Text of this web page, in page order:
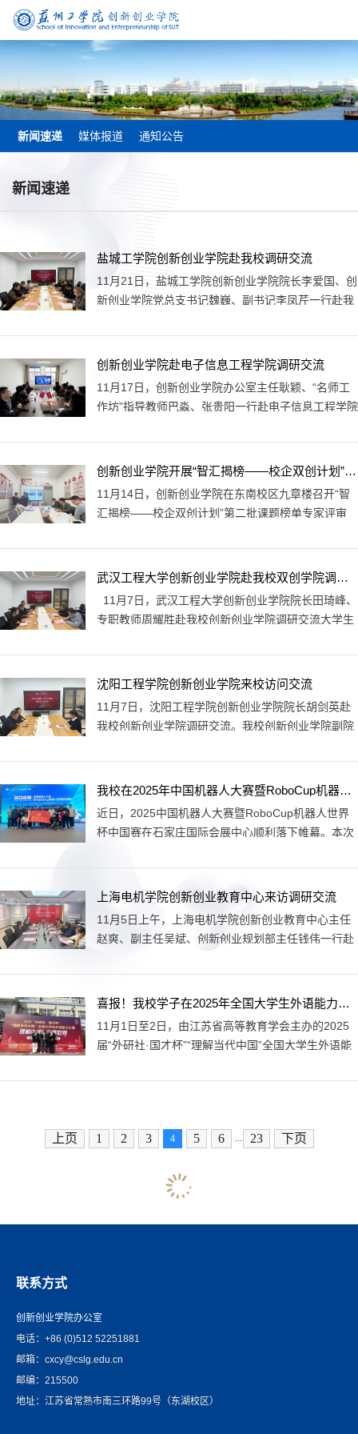
新闻速递 媒体报道 通知公告
新闻速递
盐城工学院创新创业学院赴我校调研交流
11月21日，盐城工学院创新创业学院院长李爱国、创
新创业学院党总支书记魏巍、副书记李凤芹一行赴我
我校创新创业学院副院长周步昆、办公室主任耿颖、
“名师工作坊”指导教师巴淼出席会议。双方围绕创新
赛项目培育、学生学科竞赛实施经验等进行了讨论交
流。
创新创业学院赴电子信息工程学院调研交流
11月17日，创新创业学院办公室主任耿颖、“名师工
作坊”指导教师巴淼、张贵阳一行赴电子信息工程学院
情况、学科竞赛等事宜展开讨论。电子信息工程学院
副院长王书昶及相关指导教师参与本次会议。会上，
烈欢迎，并就学院双创工作开展情况、特色成果以及
今年学院“金种子”项目的整体情况等进行了简要说
创新创业学院开展“智汇揭榜——校企双创计划”专家评审会
11月14日，创新创业学院在东南校区九章楼召开“智
汇揭榜——校企双创计划”第二批课题榜单专家评审
个项目团队进行评审。评审会采用项目汇报+专家提
问的形式进行，各团队主要围绕团队情况、可行性分
展、立项后拟开展的工作等进行汇报。专家组依据项
目技术的先进性、实施方案的可行性、团队研发能
武汉工程大学创新创业学院赴我校双创学院调研交流
11月7日，武汉工程大学创新创业学院院长田琦峰、
专职教师周耀胜赴我校创新创业学院调研交流大学生
昆、办公室主任耿颖、“名师工作坊”指导教师袁雪松
出席会议。双方围绕创新创业教育工作体制机制建
目培育、大学生创新创业训练计划的实施经验等进行
了讨论交流。
沈阳工程学院创新创业学院来校访问交流
11月7日，沈阳工程学院创新创业学院院长胡剑英赴
我校创新创业学院调研交流。我校创新创业学院副院
创业教育生态体系构建、中国国际大学生创新大赛项
目孵化、培育和打磨等进行了深入的交流讨论。
我校在2025年中国机器人大赛暨RoboCup机器人世界杯中国赛中斩获佳绩
近日，2025中国机器人大赛暨RoboCup机器人世界
杯中国赛在石家庄国际会展中心顺利落下帷幕。本次
1700支队伍，超过5000名选手。我校学子在比赛中
表现突出斩获国赛一等奖7项、二等奖6项、三等奖3
器人和送药巡诊机器人赛项中荣获全国冠军。中国机
器人大赛暨RoboCup机器人世界杯中国赛是由中国自
上海电机学院创新创业教育中心来访调研交流
11月5日上午，上海电机学院创新创业教育中心主任
赵爽、副主任吴斌、创新创业规划部主任钱伟一行赴
长周步昆、办公室主任耿颖、“名师工作坊”指导教师
袁雪松出席此次会议。双方围绕创新创业教育生态体
量培育、大学生创新创业训练计划项目管理等进行了
深入的交流讨论。
喜报！我校学子在2025年全国大学生外语能力大赛江苏赛区中实现突破
11月1日至2日，由江苏省高等教育学会主办的2025
届“外研社·国才杯”“理解当代中国”全国大学生外语能
顺利举行。经过两天的激烈角逐，我校外国语学院英
突破；外国语学院英语专业吕敏同学斩获演讲赛项省
有选手晋级国赛。各赛项晋级国赛总人数创历史新
上页 1 2 3 4 5 6 23 下页
联系方式
创新创业学院办公室
电话：+86 (0)512 52251881
邮箱：cxcy@cslg.edu.cn
邮编：215500
地址：江苏省常熟市南三环路99号（东湖校区）